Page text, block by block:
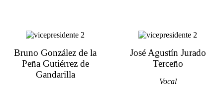
Bruno González de la
Peña Gutiérrez de
Gandarilla
José Agustín Jurado
Terceño
Vocal